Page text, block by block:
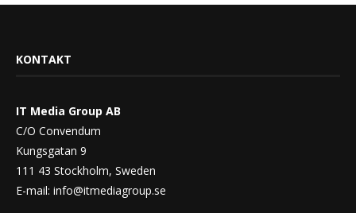
KONTAKT
IT Media Group AB
C/O Convendum
Kungsgatan 9
111 43 Stockholm, Sweden
E-mail: info@itmediagroup.se